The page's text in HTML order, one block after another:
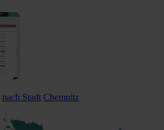
nach Stadt Chemnitz